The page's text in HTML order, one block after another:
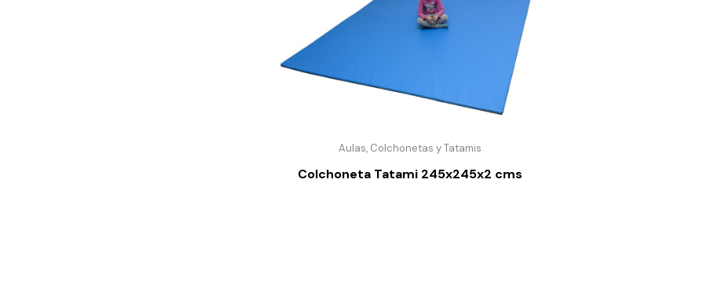
Aulas, Colchonetas y Tatamis
Colchoneta Tatami 245x245x2 cms